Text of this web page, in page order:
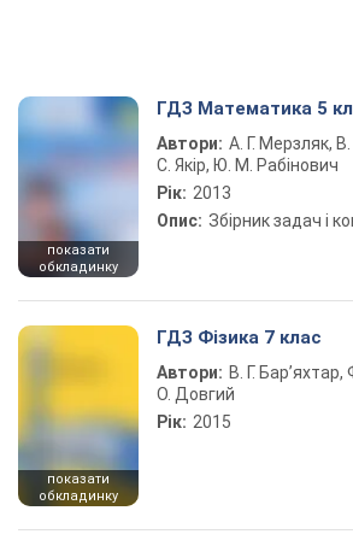
показати
обкладинку
ГДЗ Математика 5
Автори: А. Г. Мерзляк,
С. Якір, Ю. М. Рабінович
Рік: 2013
Опис: Збірник задач і
показати
обкладинку
ГДЗ Фізика 7 клас
Автори: В. Г.
О. Довгий
Рік: 2015